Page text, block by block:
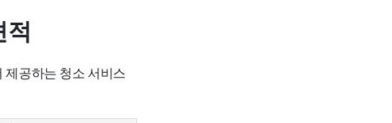
적
제공하는 청소 서비스